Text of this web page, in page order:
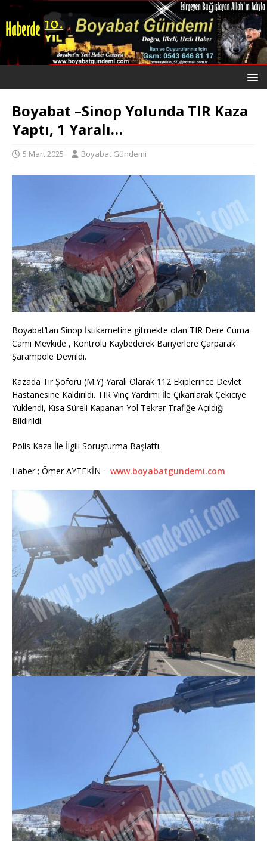
Boyabat –Sinop Yolunda TIR Kaza
Yaptı, 1 Yaralı…
5 Mart 2025 Boyabat Gündemi
Boyabat’tan Sinop İstikametine gitmekte olan TIR Dere Cuma
Cami Mevkide , Kontrolü Kaybederek Bariyerlere Çarparak
Şarampole Devrildi.
Kazada Tır Şoförü (M.Y) Yaralı Olarak 112 Ekiplerince Devlet
Hastanesine Kaldırıldı. TIR Vinç Yardımı İle Çıkarılarak Çekiciye
Yüklendi, Kısa Süreli Kapanan Yol Tekrar Trafiğe Açıldığı
Bildirildi.
Polis Kaza İle İlgili Soruşturma Başlattı.
Haber ; Ömer AYTEKİN – www.boyabatgundemi.com